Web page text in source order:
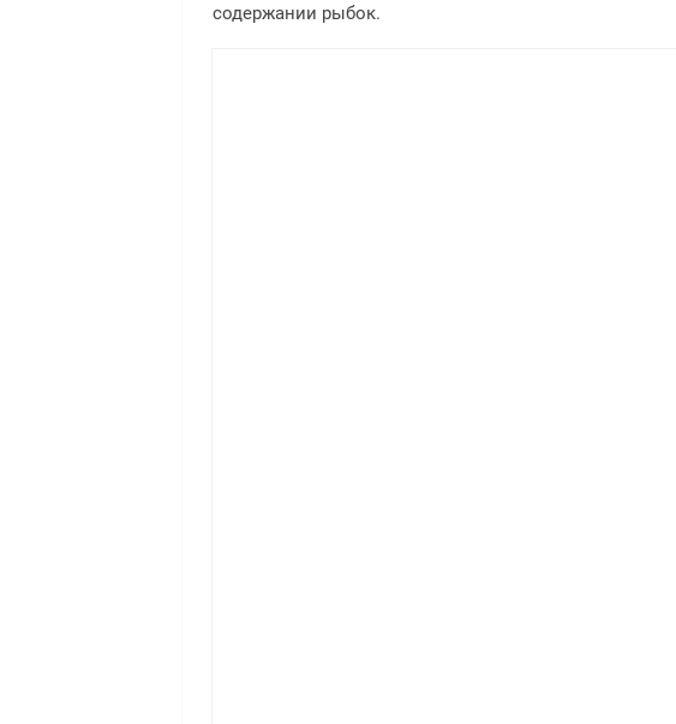
содержании рыбок.